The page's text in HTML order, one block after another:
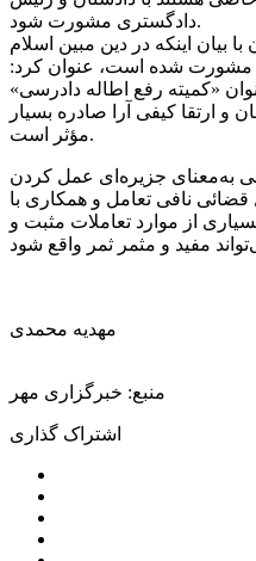
دادگستری مشورت شود.
بیان اینکه در دین مبین اسلام
شده است، عنوان کرد:
«کمیته رفع اطاله دادرسی»
و ارتقا کیفی آرا صادره بسیار
مؤثر است.
به‌معنای جزیره‌ای عمل کردن
نافی تعامل و همکاری با
از موارد تعاملات مثبت و
مهدیه محمدی
منبع: خبرگزاری مهر
اشتراک گذاری